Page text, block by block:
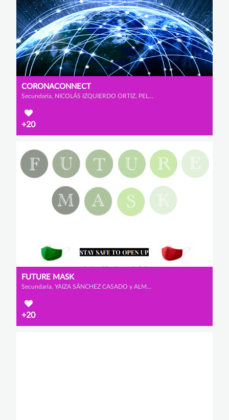
CORONACONNECT
Secundaria, NICOLÁS IZQUIERDO ORTIZ, PELAYO MORENO PRADO y MIGUEL CASTRO MURPHY
+20
FUTURE MASK
Secundaria, YAIZA SÁNCHEZ CASADO y ALMA CASTAÑO SALGUERO
+20